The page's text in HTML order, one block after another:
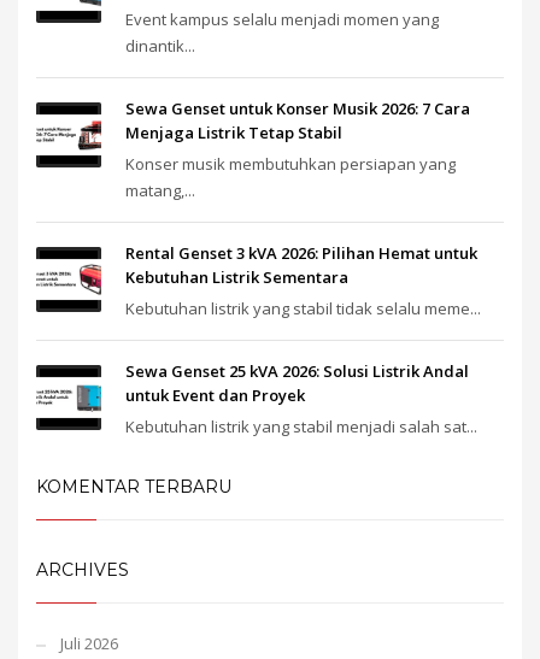
Event kampus selalu menjadi momen yang
dinantik...
Sewa Genset untuk Konser Musik 2026: 7 Cara
Menjaga Listrik Tetap Stabil
Konser musik membutuhkan persiapan yang
matang,...
Rental Genset 3 kVA 2026: Pilihan Hemat untuk
Kebutuhan Listrik Sementara
Kebutuhan listrik yang stabil tidak selalu meme...
Sewa Genset 25 kVA 2026: Solusi Listrik Andal
untuk Event dan Proyek
Kebutuhan listrik yang stabil menjadi salah sat...
KOMENTAR TERBARU
ARCHIVES
Juli 2026